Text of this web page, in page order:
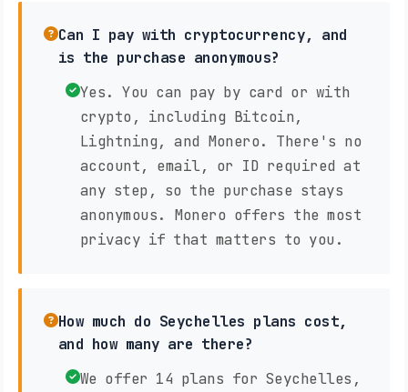
Can I pay with cryptocurrency, and
is the purchase anonymous?
Yes. You can pay by card or with
crypto, including Bitcoin,
Lightning, and Monero. There's no
account, email, or ID required at
any step, so the purchase stays
anonymous. Monero offers the most
privacy if that matters to you.
How much do Seychelles plans cost,
and how many are there?
We offer 14 plans for Seychelles,